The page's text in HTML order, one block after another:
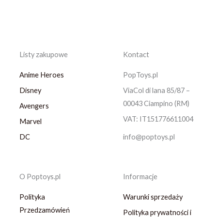
Listy zakupowe
Anime Heroes
Disney
Avengers
Marvel
DC
Kontact
PopToys.pl
ViaCol di lana 85/87 –
00043 Ciampino (RM)
VAT: IT151776611004
info@poptoys.pl
O Poptoys.pl
Polityka
Przedzamówień
Informacje
Warunki sprzedaży
Polityka prywatności i